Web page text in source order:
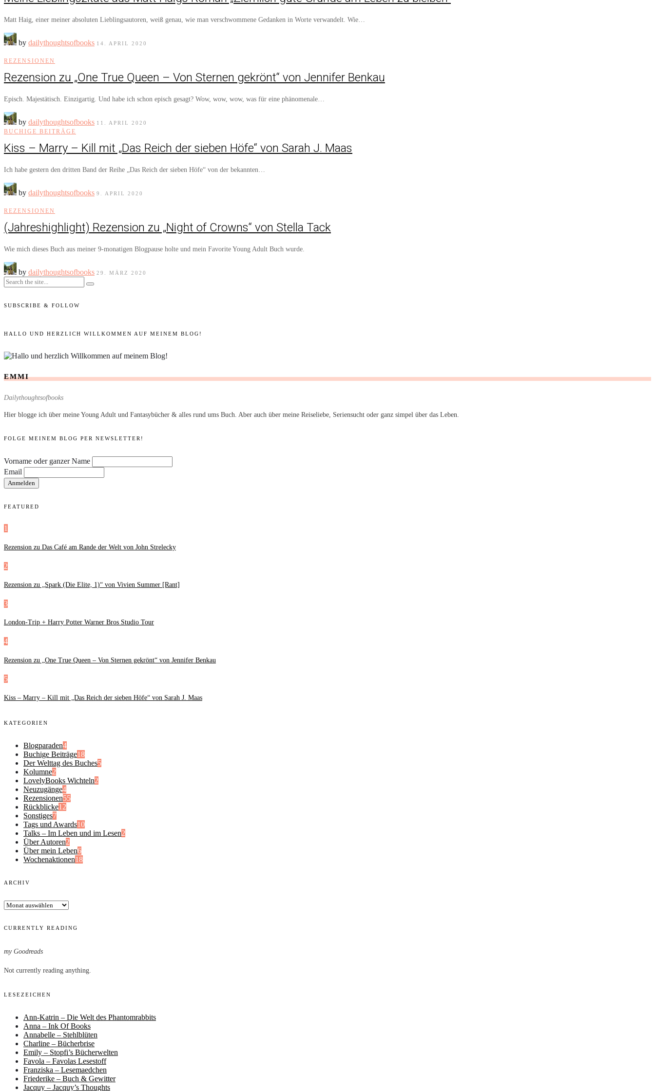
Matt Haig, einer meiner absoluten Lieblingsautoren, weiß genau, wie man verschwommene Gedanken in Worte verwandelt. Wie…
by dailythoughtsofbooks 14. APRIL 2020
REZENSIONEN
Rezension zu „One True Queen – Von Sternen gekrönt“ von Jennifer Benkau
Episch. Majestätisch. Einzigartig. Und habe ich schon episch gesagt? Wow, wow, wow, was für eine phänomenale…
by dailythoughtsofbooks 11. APRIL 2020
BUCHIGE BEITRÄGE
Kiss – Marry – Kill mit „Das Reich der sieben Höfe“ von Sarah J. Maas
Ich habe gestern den dritten Band der Reihe „Das Reich der sieben Höfe“ von der bekannten…
by dailythoughtsofbooks 9. APRIL 2020
REZENSIONEN
(Jahreshighlight) Rezension zu „Night of Crowns“ von Stella Tack
Wie mich dieses Buch aus meiner 9-monatigen Blogpause holte und mein Favorite Young Adult Buch wurde.
by dailythoughtsofbooks 29. MÄRZ 2020
SUBSCRIBE & FOLLOW
HALLO UND HERZLICH WILLKOMMEN AUF MEINEM BLOG!
EMMI
Dailythoughtsofbooks
Hier blogge ich über meine Young Adult und Fantasybücher & alles rund ums Buch. Aber auch über meine Reiseliebe, Seriensucht oder ganz simpel über das Leben.
FOLGE MEINEM BLOG PER NEWSLETTER!
Vorname oder ganzer Name
Email
FEATURED
1
Rezension zu Das Café am Rande der Welt von John Strelecky
2
Rezension zu „Spark (Die Elite, 1)“ von Vivien Summer [Rant]
3
London-Trip + Harry Potter Warner Bros Studio Tour
4
Rezension zu „One True Queen – Von Sternen gekrönt“ von Jennifer Benkau
5
Kiss – Marry – Kill mit „Das Reich der sieben Höfe“ von Sarah J. Maas
KATEGORIEN
Blogparaden4
Buchige Beiträge18
Der Welttag des Buches5
Kolumne2
LovelyBooks Wichteln2
Neuzugänge4
Rezensionen55
Rückblicke12
Sonstiges7
Tags und Awards10
Talks – Im Leben und im Lesen2
Über Autoren2
Über mein Leben6
Wochenaktionen18
ARCHIV
Archiv
CURRENTLY READING
my Goodreads
Not currently reading anything.
LESEZEICHEN
Ann-Katrin – Die Welt des Phantomrabbits
Anna – Ink Of Books
Annabelle – Stehlblüten
Charline – Bücherbrise
Emily – Stopfi’s Bücherwelten
Favola – Favolas Lesestoff
Franziska – Lesemaedchen
Friederike – Buch & Gewitter
Jacquy – Jacquy’s Thoughts